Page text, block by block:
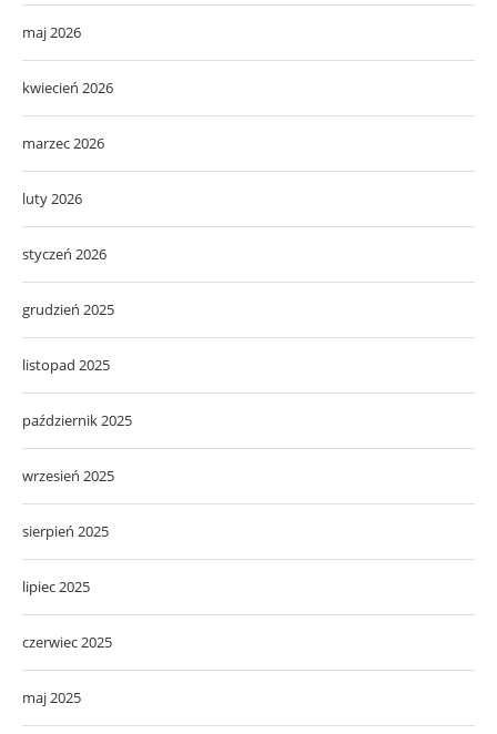
maj 2026
kwiecień 2026
marzec 2026
luty 2026
styczeń 2026
grudzień 2025
listopad 2025
październik 2025
wrzesień 2025
sierpień 2025
lipiec 2025
czerwiec 2025
maj 2025